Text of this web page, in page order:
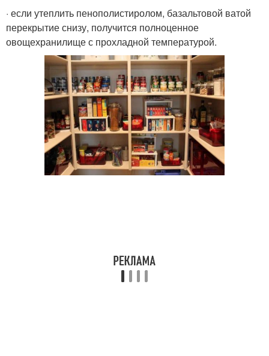
· если утеплить пенополистиролом, базальтовой ватой
перекрытие снизу, получится полноценное
овощехранилище с прохладной температурой.